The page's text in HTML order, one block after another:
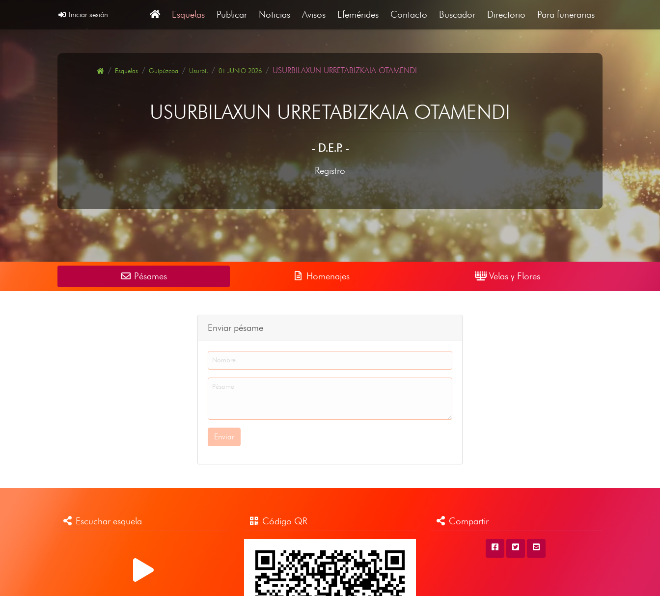
Iniciar sesión Esquelas Publicar Noticias Avisos Efemérides Contacto Buscador Directorio Para funerarias
Esquelas Guipúzcoa Usurbil 01 JUNIO 2026 USURBILAXUN URRETABIZKAIA OTAMENDI
USURBILAXUN URRETABIZKAIA OTAMENDI
- D.E.P. -
Registro
Pésames Homenajes Velas y Flores
Enviar pésame
Enviar
Escuchar esquela Código QR Compartir